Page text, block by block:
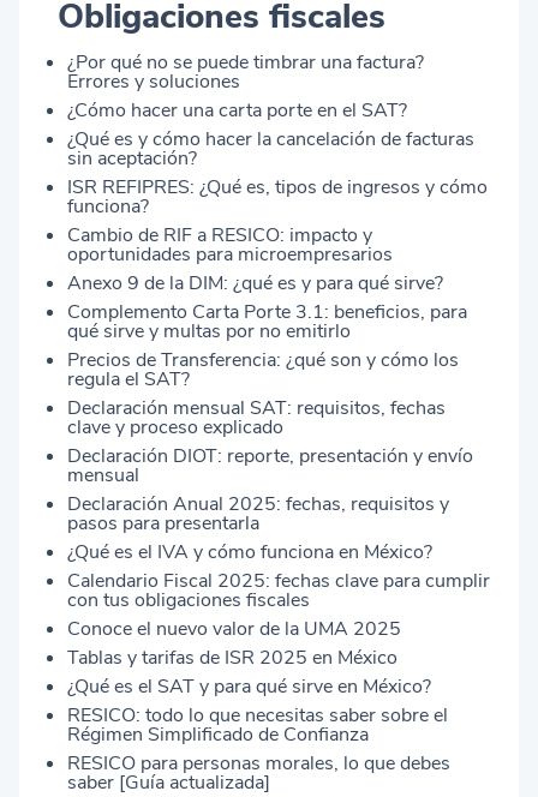
Obligaciones fiscales
¿Por qué no se puede timbrar una factura?
Errores y soluciones
¿Cómo hacer una carta porte en el SAT?
¿Qué es y cómo hacer la cancelación de facturas
sin aceptación?
ISR REFIPRES: ¿Qué es, tipos de ingresos y cómo
funciona?
Cambio de RIF a RESICO: impacto y
oportunidades para microempresarios
Anexo 9 de la DIM: ¿qué es y para qué sirve?
Complemento Carta Porte 3.1: beneficios, para
qué sirve y multas por no emitirlo
Precios de Transferencia: ¿qué son y cómo los
regula el SAT?
Declaración mensual SAT: requisitos, fechas
clave y proceso explicado
Declaración DIOT: reporte, presentación y envío
mensual
Declaración Anual 2025: fechas, requisitos y
pasos para presentarla
¿Qué es el IVA y cómo funciona en México?
Calendario Fiscal 2025: fechas clave para cumplir
con tus obligaciones fiscales
Conoce el nuevo valor de la UMA 2025
Tablas y tarifas de ISR 2025 en México
¿Qué es el SAT y para qué sirve en México?
RESICO: todo lo que necesitas saber sobre el
Régimen Simplificado de Confianza
RESICO para personas morales, lo que debes
saber [Guía actualizada]